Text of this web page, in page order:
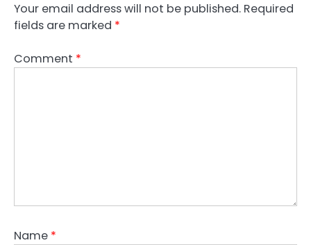
Your email address will not be published. Required
fields are marked *
Comment *
Name *